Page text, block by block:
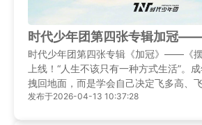
时代少年团第四张专辑加冠
时代少年团第四张专辑《加冠》——《
上线！“人生不该只有一种方式生活”。
拽回地面，而是学会自己决定飞多高、
七八糟，那也是我的航线。所以，如果
脚”，也想“跟循规蹈矩唱反调”，那就
发布于2026-04-13 10:37:28